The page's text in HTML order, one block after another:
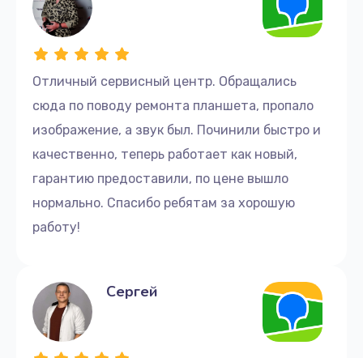
Отличный сервисный центр. Обращались
сюда по поводу ремонта планшета, пропало
изображение, а звук был. Починили быстро и
качественно, теперь работает как новый,
гарантию предоставили, по цене вышло
нормально. Спасибо ребятам за хорошую
работу!
Сергей